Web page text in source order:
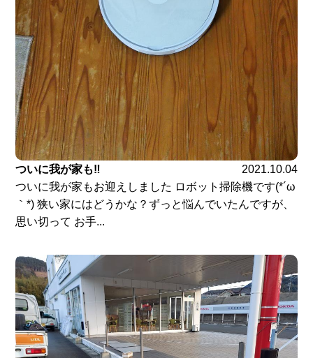
ついに我が家も‼️
2021.10.04
ついに我が家もお迎えしました ロボット掃除機です(*´ω
｀*) 狭い家にはどうかな？ずっと悩んでいたんですが、
思い切って お手...